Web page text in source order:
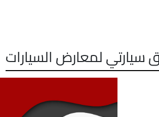
سيارتي لمعارض السيارات